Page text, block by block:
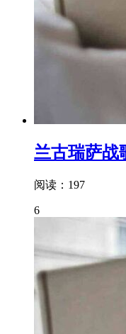
兰古瑞萨战
阅读：197
6